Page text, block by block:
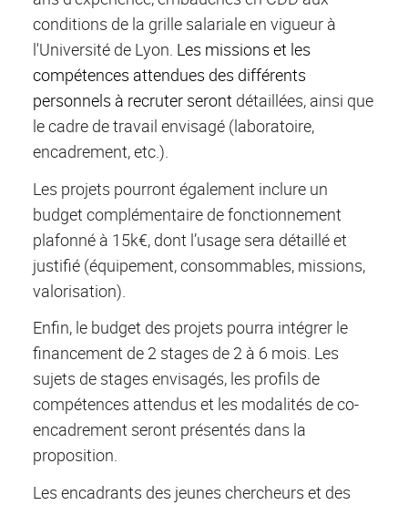
conditions de la grille salariale en vigueur à
l'Université de Lyon. Les missions et les
compétences attendues des différents
personnels à recruter seront détaillées, ainsi que
le cadre de travail envisagé (laboratoire,
encadrement, etc.).
Les projets pourront également inclure un
budget complémentaire de fonctionnement
plafonné à 15k€, dont l’usage sera détaillé et
justifié (équipement, consommables, missions,
valorisation).
Enfin, le budget des projets pourra intégrer le
financement de 2 stages de 2 à 6 mois. Les
sujets de stages envisagés, les profils de
compétences attendus et les modalités de co-
encadrement seront présentés dans la
proposition.
Les encadrants des jeunes chercheurs et des